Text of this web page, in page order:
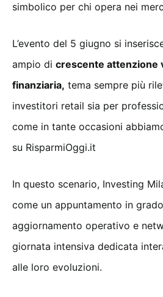
simbolico per chi opera nei
L’evento del 5 giugno si
ampio di crescente attenzione
finanziaria, tema sempre più
investitori retail sia per
come in tante occasioni
su RisparmiOggi.it
In questo scenario, Investing
come un appuntamento in
aggiornamento operativo e
giornata intensiva dedicata
alle loro evoluzioni.